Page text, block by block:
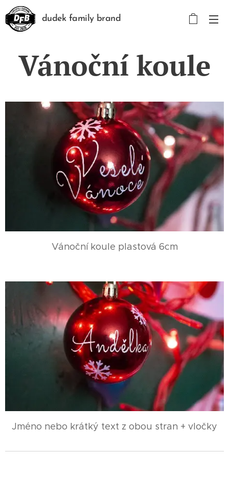
dudek family brand
Vánoční koule
Vánoční koule plastová 6cm
Jméno nebo krátký text z obou stran + vločky